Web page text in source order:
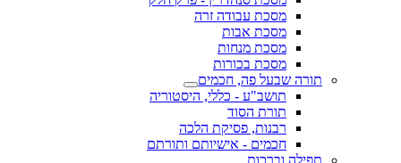
מסכת עבודה זרה
מסכת אבות
מסכת מנחות
מסכת בכורות
תורה שבעל פה, חכמים
תושב"ע - כללי, היסטוריה
תורת הסוד
רבנות, פסיקת הלכה
חכמים - אישיותם ותורתם
תפילה וברכות